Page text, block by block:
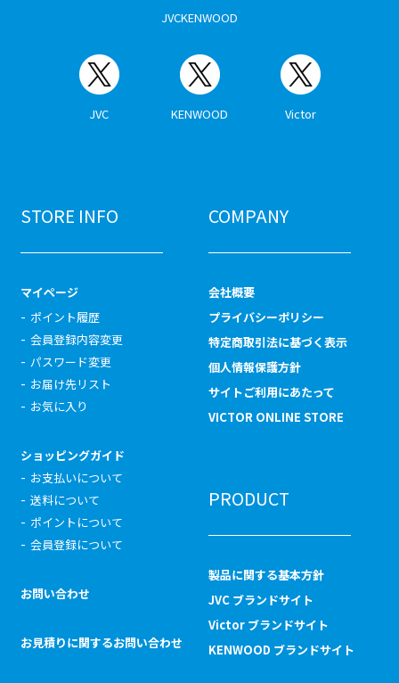
JVCKENWOOD
JVC KENWOOD Victor
STORE INFO
マイページ
ポイント履歴
会員登録内容変更
パスワード変更
お届け先リスト
お気に入り
ショッピングガイド
お支払いについて
送料について
ポイントについて
会員登録について
お問い合わせ
お見積りに関するお問い合わせ
COMPANY
会社概要
プライバシーポリシー
特定商取引法に基づく表示
個人情報保護方針
サイトご利用にあたって
VICTOR ONLINE STORE
PRODUCT
製品に関する基本方針
JVC ブランドサイト
Victor ブランドサイト
KENWOOD ブランドサイト